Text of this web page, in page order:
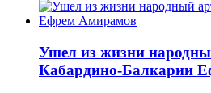
Ушел из жизни
Кабардино-Балкарии